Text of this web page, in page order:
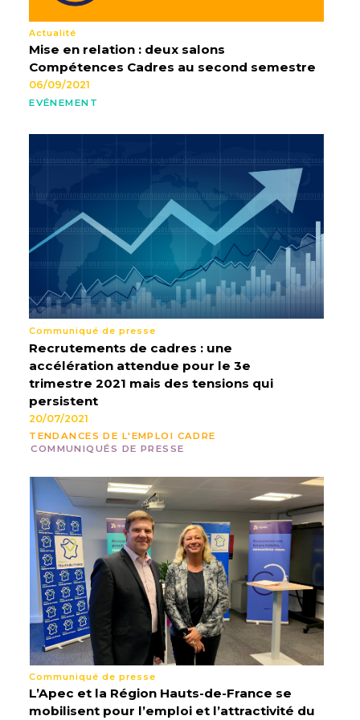
Actualité
Mise en relation : deux salons
Compétences Cadres au second semestre
06/09/2021
EVÉNEMENT
Communiqué de presse
Recrutements de cadres : une
accélération attendue pour le 3e
trimestre 2021 mais des tensions qui
persistent
20/07/2021
TENDANCES DE L'EMPLOI CADRE
COMMUNIQUÉS DE PRESSE
Communiqué de presse
L’Apec et la Région Hauts-de-France se
mobilisent pour l’emploi et l’attractivité du